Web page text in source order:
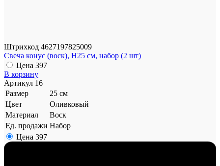
Штрихкод 4627197825009
Свеча конус (воск), H25 см, набор (2 шт)
Цена 397
В корзину
Артикул 16
Размер
25 см
Цвет
Оливковый
Материал
Воск
Ед. продажи Набор
Цена 397